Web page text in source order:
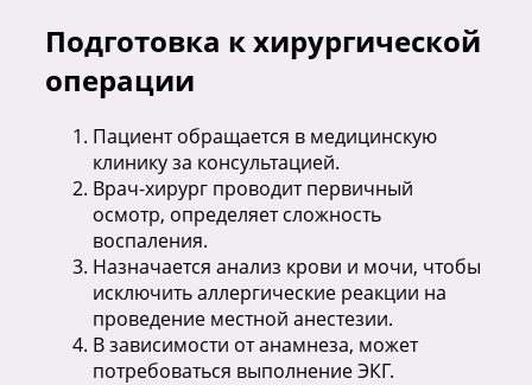
Подготовка к хирургической
операции
Пациент обращается в медицинскую
клинику за консультацией.
Врач-хирург проводит первичный
осмотр, определяет сложность
воспаления.
Назначается анализ крови и мочи, чтобы
исключить аллергические реакции на
проведение местной анестезии.
В зависимости от анамнеза, может
потребоваться выполнение ЭКГ.